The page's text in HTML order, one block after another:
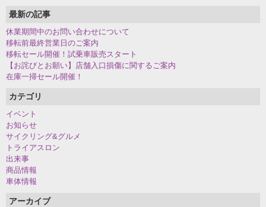
最新の記事
休業期間中のお問い合わせについて
移転前最終営業日のご案内
移転セール開催！試乗車販売スタート
【お詫びとお願い】店舗入口損傷に関するご案内
在庫一掃セール開催！
カテゴリ
イベント
お知らせ
サイクリング&グルメ
トライアスロン
出来事
商品情報
車体情報
アーカイブ